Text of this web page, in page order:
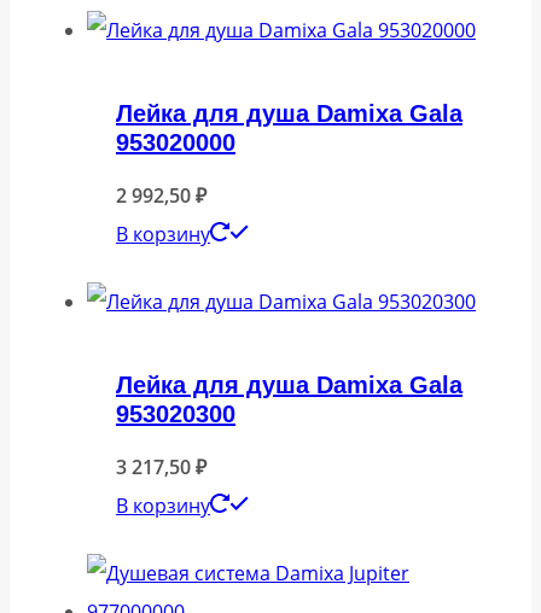
Лейка для душа Damixa Gala
953020000
2 992,50₽
В корзину
Лейка для душа Damixa Gala
953020300
3 217,50₽
В корзину